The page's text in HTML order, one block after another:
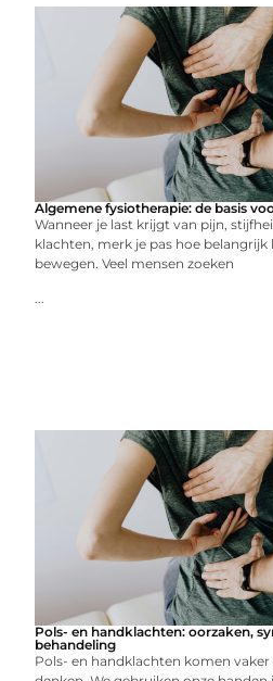
Algemene fysiotherapie: de basis
Wanneer je last krijgt van pijn,
klachten, merk je pas hoe
bewegen. Veel mensen zoeken
...
Pols- en handklachten: oorzaken,
behandeling
Pols- en handklachten komen